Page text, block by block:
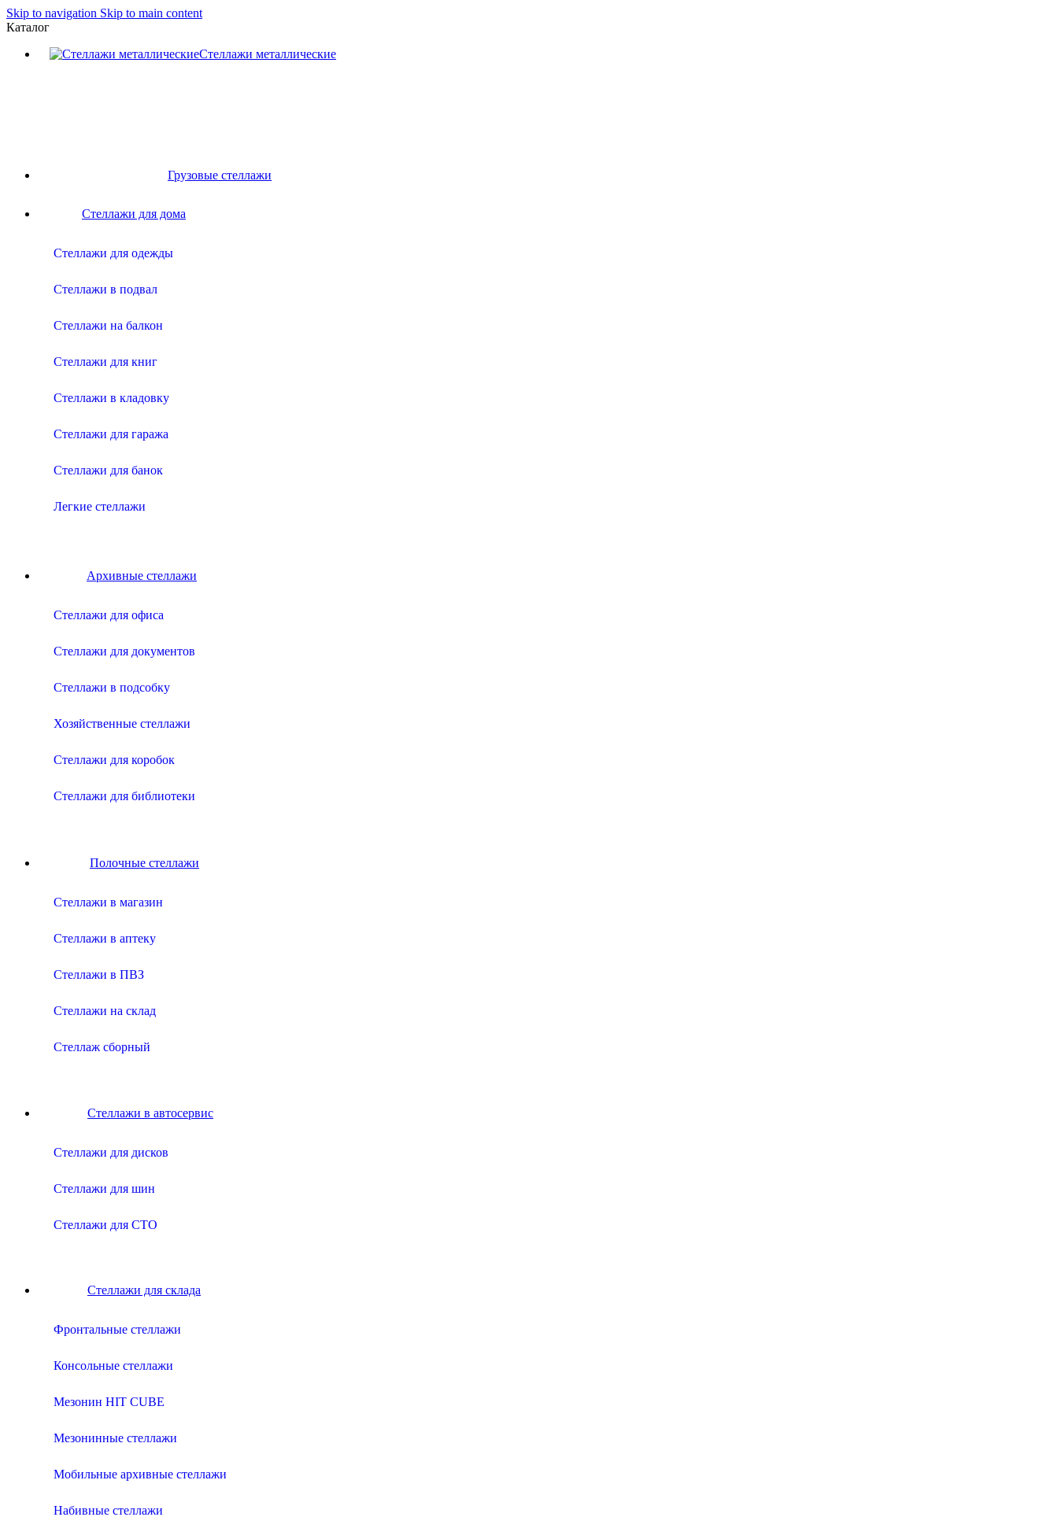
Skip to navigation Skip to main content
Каталог
Стеллажи металлические
Грузовые стеллажи
Стеллажи для дома
Стеллажи для одежды
Стеллажи в подвал
Стеллажи на балкон
Стеллажи для книг
Стеллажи в кладовку
Стеллажи для гаража
Стеллажи для банок
Легкие стеллажи
Архивные стеллажи
Стеллажи для офиса
Стеллажи для документов
Стеллажи в подсобку
Хозяйственные стеллажи
Стеллажи для коробок
Стеллажи для библиотеки
Полочные стеллажи
Cтеллажи в магазин
Cтеллажи в аптеку
Cтеллажи в ПВЗ
Cтеллажи на склад
Стеллаж сборный
Стеллажи в автосервис
Cтеллажи для дисков
Cтеллажи для шин
Cтеллажи для СТО
Стеллажи для склада
Фронтальные стеллажи
Консольные стеллажи
Мезонин HIT CUBE
Мезонинные стеллажи
Мобильные архивные стеллажи
Набивные стеллажи